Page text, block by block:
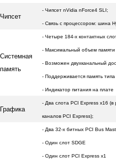
Чипсет
- Чипсет nVidia nForce4 SLI;
- Связь с процессором: шина
Системная
память
- Четыре 184-х контактных
- Максимальный объем памяти
- Возможен двухканальный
- Поддерживается память типа
- Индикатор питания на плате
Графика
- Два слота PCI Express x16
каналов PCI Express);
- Два 32-х битных PCI Bus
- Один слот SDGE
- Один слот PCI Express x1